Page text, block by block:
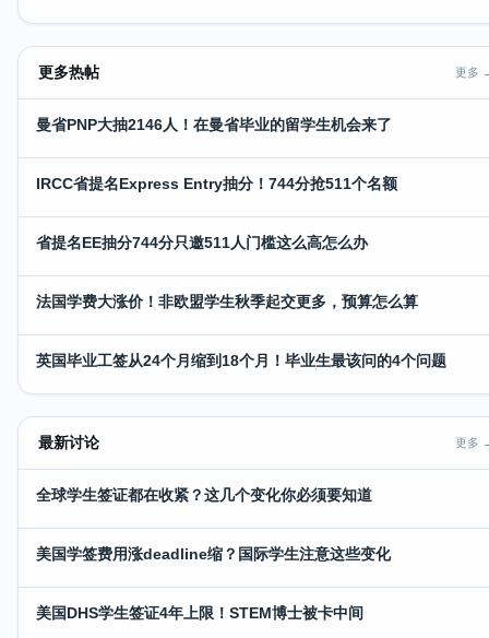
更多热帖 更多
曼省PNP大抽2146人！在曼省毕业的留学生机会来了
IRCC省提名Express Entry抽分！744分抢511个名额
省提名EE抽分744分只邀511人门槛这么高怎么办
法国学费大涨价！非欧盟学生秋季起交更多，预算怎么算
英国毕业工签从24个月缩到18个月！毕业生最该问的4个问题
最新讨论 更多
全球学生签证都在收紧？这几个变化你必须要知道
美国学签费用涨deadline缩？国际学生注意这些变化
美国DHS学生签证4年上限！STEM博士被卡中间